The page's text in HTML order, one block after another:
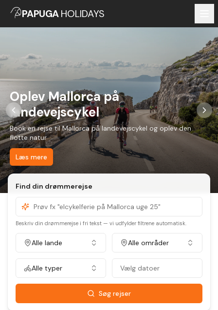
PAPUGAHOLIDAYS
Oplev Mallorca på
landevejscykel
Book en rejse til Mallorca på landevejscykel og oplev den
flotte natur
Læs mere
Find din drømmerejse
Beskriv din drømmerejse i fri tekst — vi udfylder filtrene automatisk.
Alle lande Alle områder
Alle typer Vælg datoer
Søg rejser